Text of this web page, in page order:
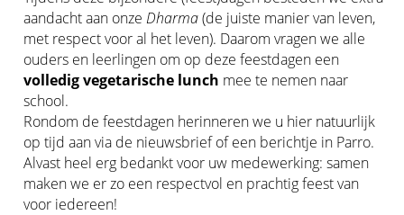
aandacht aan onzeDharma(de juiste manier van leven,
met respect voor al het leven). Daarom vragen we alle
ouders en leerlingen om op deze feestdagen een
volledig vegetarische lunch mee te nemen naar
school.
Rondom de feestdagen herinneren we u hier natuurlijk
op tijd aan via de nieuwsbrief of een berichtje in Parro.
Alvast heel erg bedankt voor uw medewerking: samen
maken we er zo een respectvol en prachtig feest van
voor iedereen!